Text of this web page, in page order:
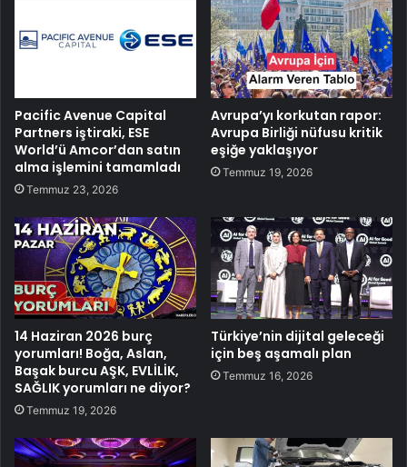
Pacific Avenue Capital
Partners iştiraki, ESE
World’ü Amcor’dan satın
alma işlemini tamamladı
Temmuz 23, 2026
Avrupa’yı korkutan rapor:
Avrupa Birliği nüfusu kritik
eşiğe yaklaşıyor
Temmuz 19, 2026
14 Haziran 2026 burç
yorumları! Boğa, Aslan,
Başak burcu AŞK, EVLİLİK,
SAĞLIK yorumları ne diyor?
Temmuz 19, 2026
Türkiye’nin dijital geleceği
için beş aşamalı plan
Temmuz 16, 2026